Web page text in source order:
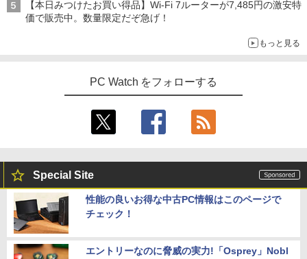
【本日みつけたお買い得品】Wi-Fi 7ルーターが7,485円の激安特
価で販売中。数量限定だぞ急げ！
もっと見る
PC Watch をフォローする
Special Site
性能の良いお得な中古PC情報はこのページで
チェック！
エントリーなのに脅威の実力!「Osprey」Nobl